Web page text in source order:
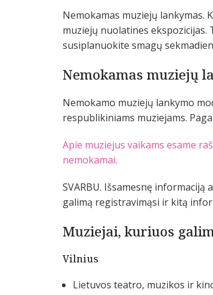
Nemokamas muziejų lankymas.
muziejų nuolatines
susiplanuokite smagų
Nemokamas muziejų
Nemokamo muziejų lankymo
respublikiniams muziejams.
Apie muziejus vaikams esame
nemokamai.
SVARBU. Išsamesnę
galimą registravimąsi ir kitą
Muziejai, kuriuos
Vilnius
Lietuvos teatro, muzikos ir